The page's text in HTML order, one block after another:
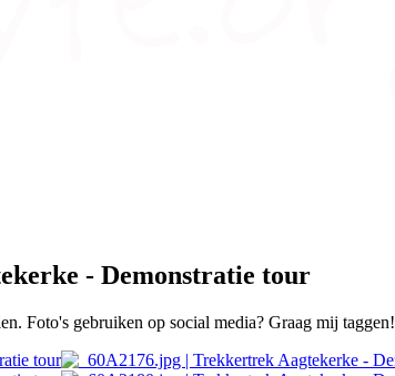
- Demonstratie tour
Foto's gebruiken op social media? Graag mij taggen!